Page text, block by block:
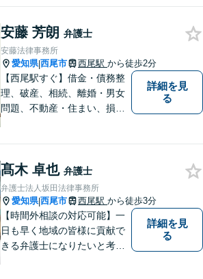
安藤 芳朗 弁護士
安藤法律事務所
愛知県|西尾市 西尾駅 から徒歩2分
【西尾駅すぐ】借金・債務整
理、破産、相続、離婚・男女
問題、不動産・住まい、損害
詳細を見
る
髙木 卓也 弁護士
弁護士法人坂田法律事務所
愛知県|西尾市 西尾駅 から徒歩3分
【時間外相談の対応可能】一
日も早く地域の皆様に貢献で
きる弁護士になりたいと考え
詳細を見
る